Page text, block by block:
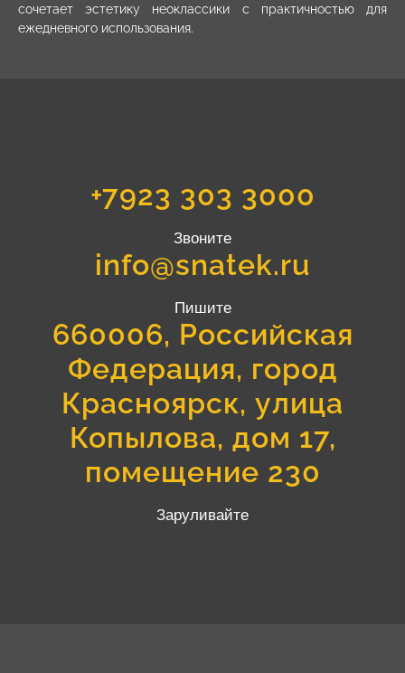
сочетает эстетику неоклассики с практичностью для
ежедневного использования.
+7923 303 3000
Звоните
info@snatek.ru
Пишите
660006, Российская
Федерация, город
Красноярск, улица
Копылова, дом 17,
помещение 230
Заруливайте